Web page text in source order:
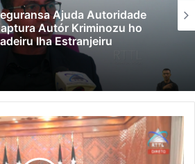
Ajuda Autoridade
Autór Kriminozu ho
Iha Estranjeiru